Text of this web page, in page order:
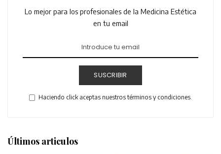
Lo mejor para los profesionales de la Medicina Estética
en tu email
SUSCRIBIR
Haciendo click aceptas nuestros términos y condiciones.
Últimos articulos